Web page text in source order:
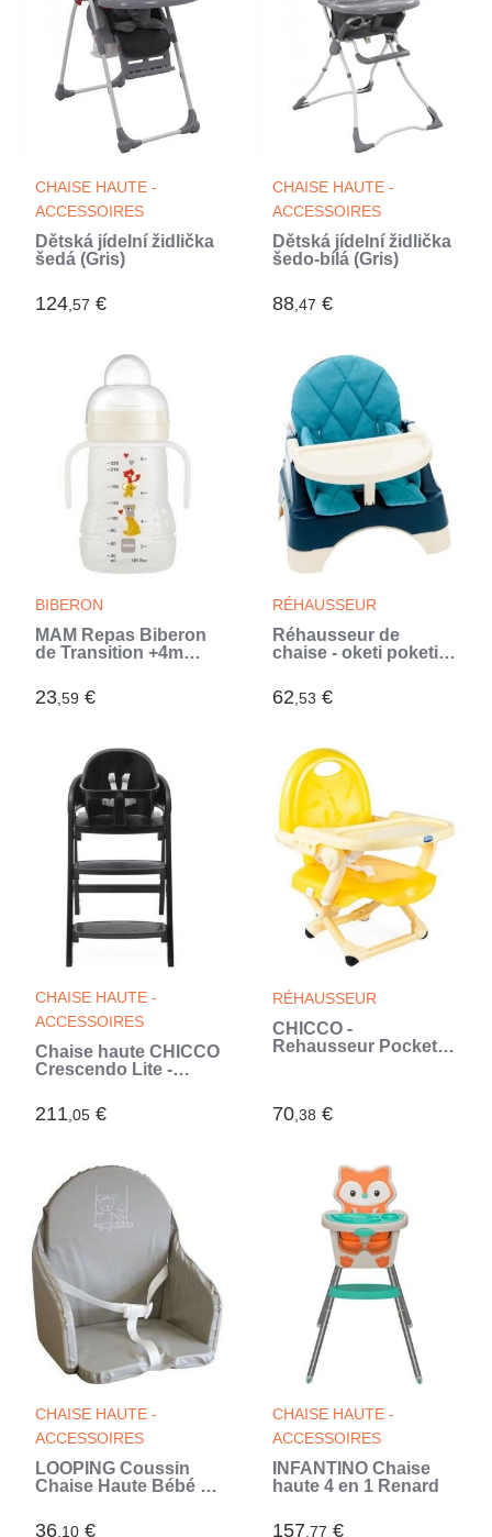
CHAISE HAUTE -
ACCESSOIRES
Dětská jídelní židlička
šedá (Gris)
124,57 €
CHAISE HAUTE -
ACCESSOIRES
Dětská jídelní židlička
šedo-bílá (Gris)
88,47 €
BIBERON
MAM Repas Biberon
de Transition +4m
(Vert)
23,59 €
RÉHAUSSEUR
Réhausseur de
chaise - oketi poketi -
62,53 €
CHAISE HAUTE -
ACCESSOIRES
Chaise haute CHICCO
Crescendo Lite -
211,05 €
RÉHAUSSEUR
CHICCO -
Rehausseur Pocket
70,38 €
CHAISE HAUTE -
ACCESSOIRES
LOOPING Coussin
Chaise Haute Bébé |
Sangles, Fabriqué en
36,10 €
CHAISE HAUTE -
ACCESSOIRES
INFANTINO Chaise
haute 4 en 1 Renard
157,77 €